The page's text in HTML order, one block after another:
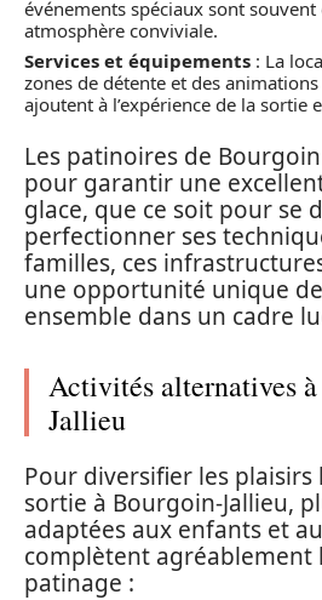
événements spéciaux sont
atmosphère conviviale.
Services et équipements : La
zones de détente et des
ajoutent à l’expérience de la sortie
Les patinoires de
pour garantir une
glace, que ce soit pour se
perfectionner ses
familles, ces
une opportunité unique
ensemble dans un cadre
Activités alternatives
Jallieu
Pour diversifier les plaisirs
sortie à Bourgoin-Jallieu,
adaptées aux enfants et
complètent agréablement
patinage :